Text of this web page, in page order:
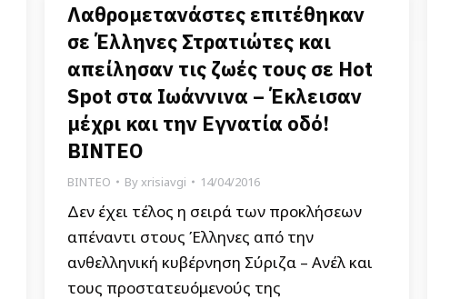
Λαθρομετανάστες επιτέθηκαν
σε Έλληνες Στρατιώτες και
απείλησαν τις ζωές τους σε Hot
Spot στα Ιωάννινα – Έκλεισαν
μέχρι και την Εγνατία οδό!
ΒΙΝΤΕΟ
ΒΙΝΤΕΟ Byxrisiavgi 14/04/2016
Δεν έχει τέλος η σειρά των προκλήσεων
απέναντι στους Έλληνες από την
ανθελληνική κυβέρνηση Σύριζα – Ανέλ και
τους προστατευόμενούς της